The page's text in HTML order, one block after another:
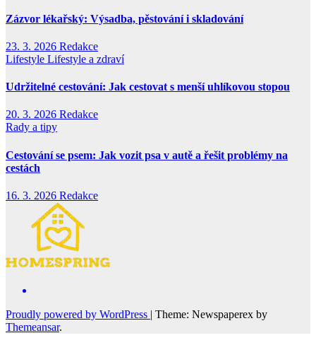
Zázvor lékařský: Výsadba, pěstování i skladování
23. 3. 2026 Redakce
Lifestyle Lifestyle a zdraví
Udržitelné cestování: Jak cestovat s menší uhlíkovou stopou
20. 3. 2026 Redakce
Rady a tipy
Cestování se psem: Jak vozit psa v autě a řešit problémy na
cestách
16. 3. 2026 Redakce
Proudly powered by WordPress | Theme: Newspaperex by
Themeansar.